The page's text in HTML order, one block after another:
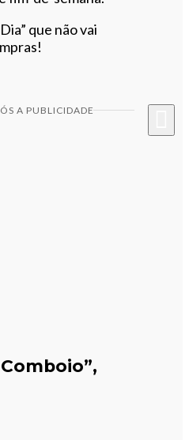
que não vai
A PUBLICIDADE